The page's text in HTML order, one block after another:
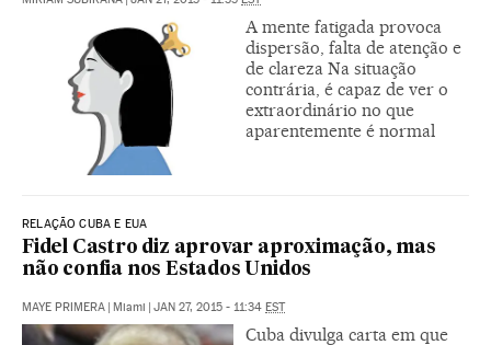
A mente fatigada provoca
dispersão, falta de atenção e
de clareza Na situação
contrária, é capaz de ver o
extraordinário no que
aparentemente é normal
RELAÇÃO CUBA E EUA
Fidel Castro diz aprovar aproximação, mas
não confia nos Estados Unidos
MAYE PRIMERA | Miami | JAN 27, 2015 - 11:34 EST
Cuba divulga carta em que